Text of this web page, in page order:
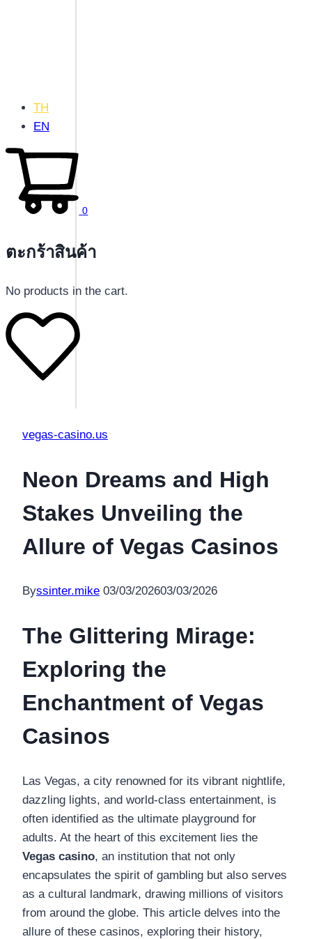
TH
EN
0
ตะกร้าสินค้า
No products in the cart.
vegas-casino.us
Neon Dreams and High
Stakes Unveiling the
Allure of Vegas Casinos
Byssinter.mike 03/03/202603/03/2026
The Glittering Mirage:
Exploring the
Enchantment of Vegas
Casinos
Las Vegas, a city renowned for its vibrant nightlife,
dazzling lights, and world-class entertainment, is
often identified as the ultimate playground for
adults. At the heart of this excitement lies the
Vegas casino, an institution that not only
encapsulates the spirit of gambling but also serves
as a cultural landmark, drawing millions of visitors
from around the globe. This article delves into the
allure of these casinos, exploring their history,